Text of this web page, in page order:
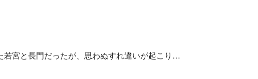
若宮と長門だったが、思わぬすれ違いが起こり…